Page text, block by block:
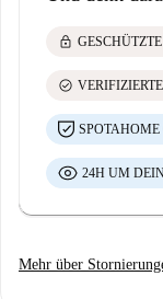
lock
check_circle
24H UM
Mehr über